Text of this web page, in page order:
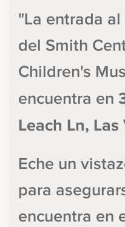
"La entrada
del Smith
Children's
encuentra en
Leach Ln, Las
Eche un
para
encuentra en